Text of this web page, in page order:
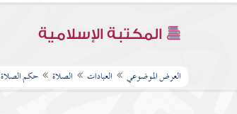
المكتبة الإسلامية
العرض الموضوعي العبادات الصلاة حكم الصلاة